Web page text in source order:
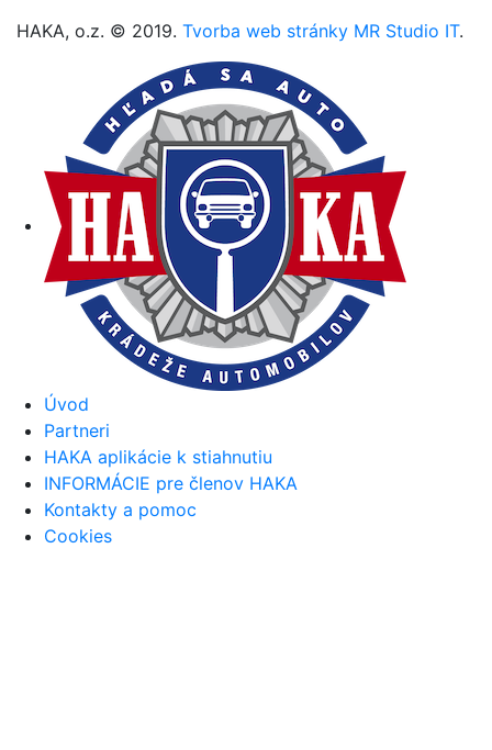
HAKA, o.z. © 2019. Tvorba web stránky MR Studio IT.
Úvod
Partneri
HAKA aplikácie k stiahnutiu
INFORMÁCIE pre členov HAKA
Kontakty a pomoc
Cookies